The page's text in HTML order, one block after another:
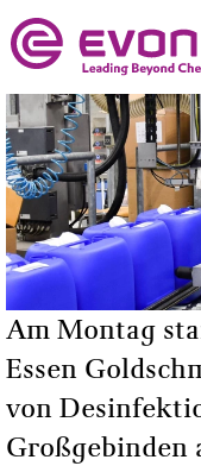
Am Montag
Essen
von
Großgebinden